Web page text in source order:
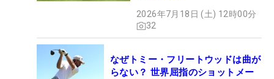
2026年7月18日 (土) 12時00分
32
なぜトミー・フリートウッドは曲が
らない？ 世界屈指のショットメー